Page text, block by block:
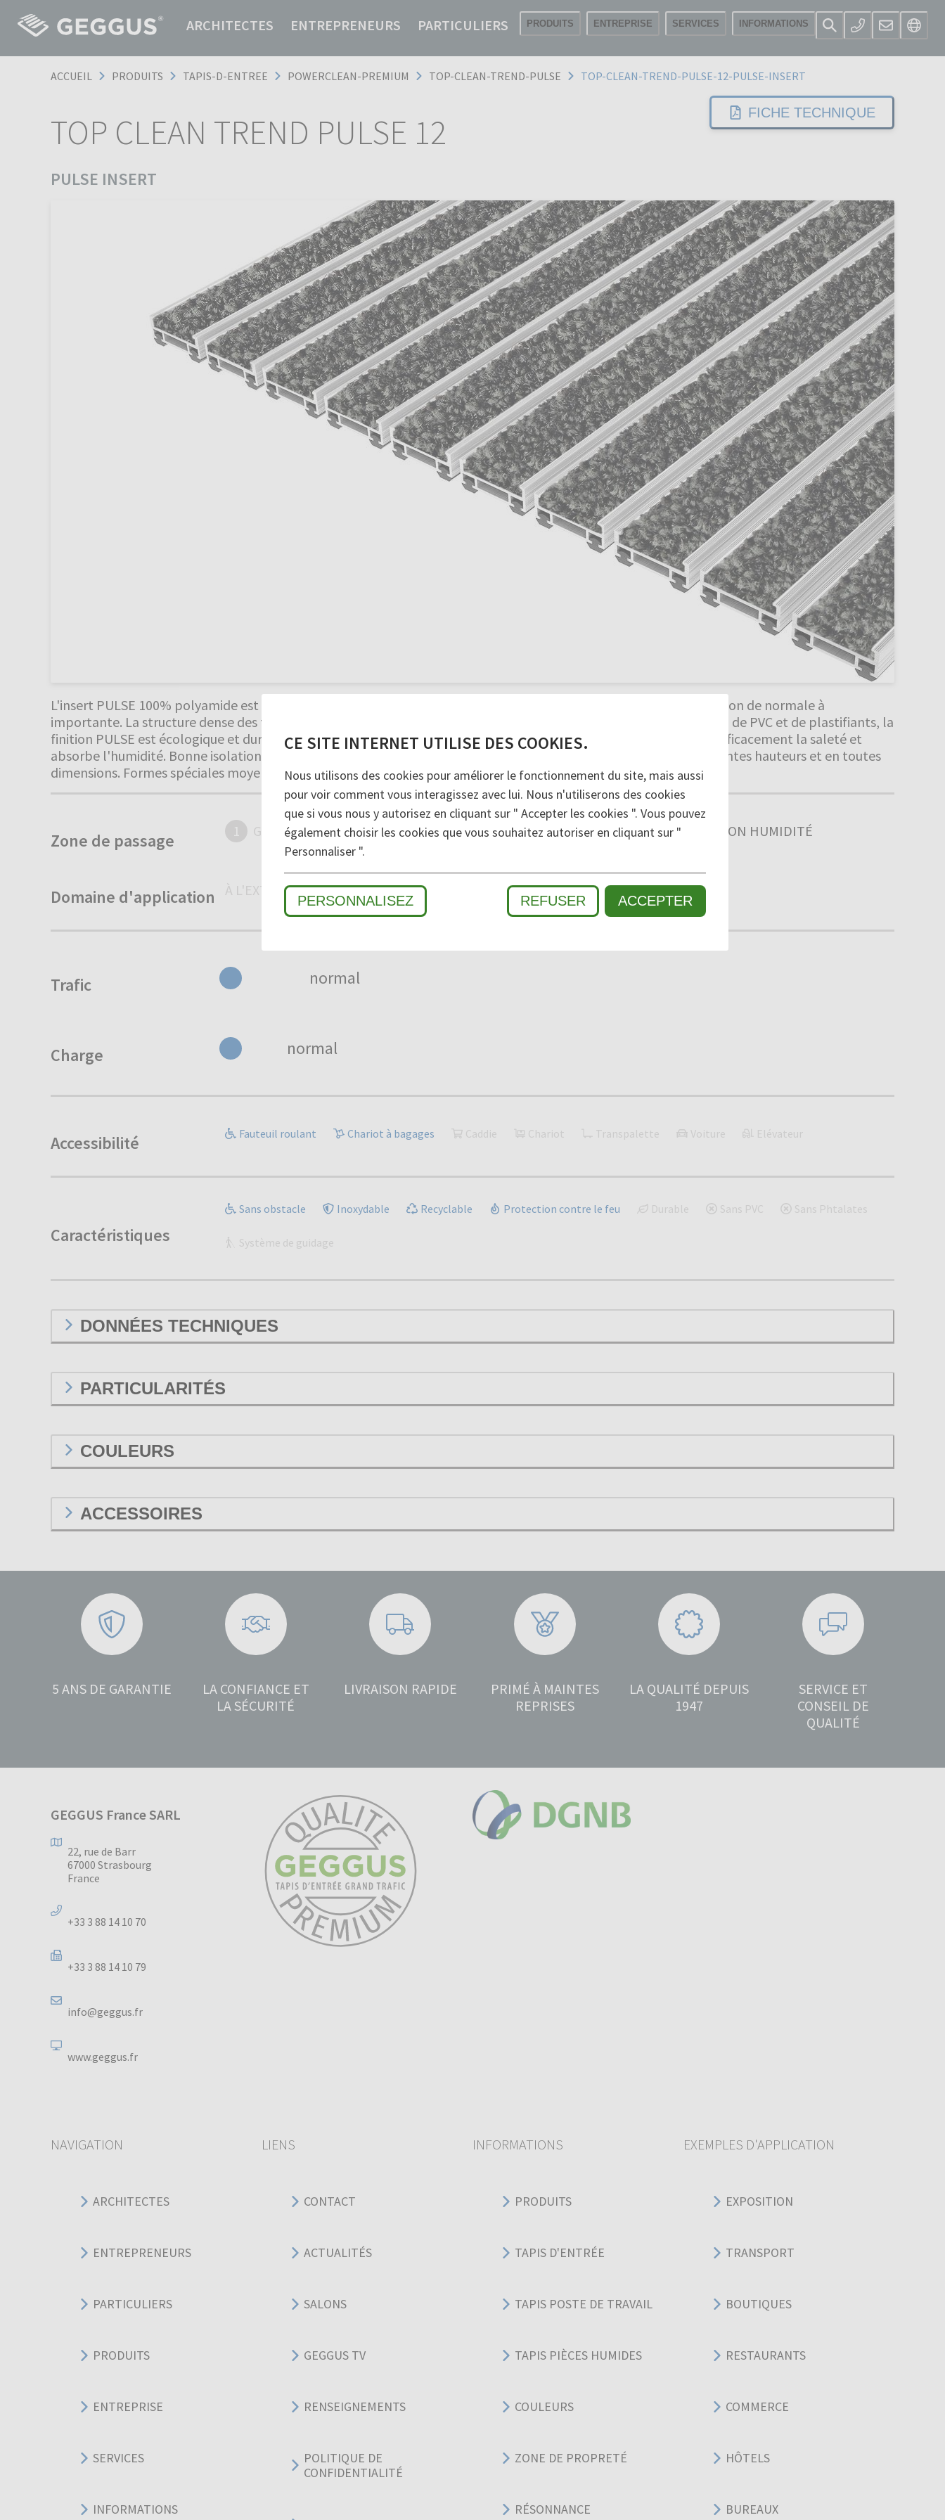
CE SITE INTERNET UTILISE DES COOKIES.
Nous utilisons des cookies pour améliorer le fonctionnement du site, mais aussi
pour voir comment vous interagissez avec lui. Nous n'utiliserons des cookies
que si vous nous y autorisez en cliquant sur " Accepter les cookies ". Vous pouvez
également choisir les cookies que vous souhaitez autoriser en cliquant sur "
Personnaliser ".
PERSONNALISEZ REFUSER ACCEPTER
ARCHITECTES ENTREPRENEURS PARTICULIERS PRODUITS ENTREPRISE SERVICES INFORMATIONS
ACCUEIL PRODUITS TAPIS-D-ENTREE POWERCLEAN-PREMIUM TOP-CLEAN-TREND-PULSE TOP-CLEAN-TREND-PULSE-12-PULSE-INSERT
TOP CLEAN TREND PULSE 12
PULSE INSERT
FICHE TECHNIQUE
L'insert PULSE 100% polyamide est recommandé pour les entrées de taille moyenne à grande avec une fréquentation de normale à
importante. La structure dense des fibres avec un aspect gravier assure un nettoyage parfait. En évitant l'utilisation de PVC et de plastifiants, la
finition PULSE est écologique et durable. Utilisée à l'intérieur et à l'extérieur sous abri, la garniture PULSE retient efficacement la saleté et
absorbe l'humidité. Bonne isolation phonique, indéformable, enroulable et facile à nettoyer. Fabrication en différentes hauteurs et en toutes
dimensions. Formes spéciales moyennant supplément.
Zone de passage 1 GROSSES SALETÉS 2 ZONE INTERMÉDIAIRE 3 SALETÉ FINE / ABSORPTION HUMIDITÉ
Domaine d'application À L'EXTÉRIEUR À L'INTÉRIEUR
Trafic normal
Charge normal
Accessibilité Fauteuil roulant Chariot à bagages Caddie Chariot Transpalette Voiture Elévateur
Caractéristiques
Sans obstacle Inoxydable Recyclable Protection contre le feu Durable Sans PVC Sans Phtalates
Système de guidage
DONNÉES TECHNIQUES
PARTICULARITÉS
COULEURS
ACCESSOIRES
5 ANS DE GARANTIE
LA CONFIANCE ET
LA SÉCURITÉ
LIVRAISON RAPIDE
PRIMÉ À MAINTES
REPRISES
LA QUALITÉ DEPUIS
1947
SERVICE ET
CONSEIL DE
QUALITÉ
GEGGUS France SARL
22, rue de Barr
67000 Strasbourg
France
+33 3 88 14 10 70
+33 3 88 14 10 79
info@geggus.fr
www.geggus.fr
NAVIGATION
ARCHITECTES
ENTREPRENEURS
PARTICULIERS
PRODUITS
ENTREPRISE
SERVICES
INFORMATIONS
LIENS
CONTACT
ACTUALITÉS
SALONS
GEGGUS TV
RENSEIGNEMENTS
POLITIQUE DE
CONFIDENTIALITÉ
INFORMATIONS
PRODUITS
TAPIS D'ENTRÉE
TAPIS POSTE DE TRAVAIL
TAPIS PIÈCES HUMIDES
COULEURS
ZONE DE PROPRETÉ
RÉSONNANCE
EXEMPLES D'APPLICATION
EXPOSITION
TRANSPORT
BOUTIQUES
RESTAURANTS
COMMERCE
HÔTELS
BUREAUX